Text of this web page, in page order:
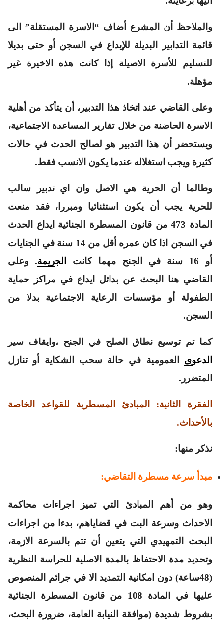
والملاحظ أن المشرع أضاف “الاسرة المستقلة” الى
قائمة التدابير البديلة للإيداع في السجن أو حتى بديلا
للتسليم للأسرة الاصيلة إذا كانت هذه الاخيرة غير
مؤهلة.
وعلى القاضي عند اتخاذ هذا التدبير، أن يتأكد من أهلية
الاسرة الحاضنة من خلال تقارير المساعدة الاجتماعية،
ويستحضر أن هذا التدبير هو لصالح الحدث في حالات
كثيرة ويجب استغلاله عندما يكون الانسب فقط.
وطالما أن الحرية هي الاصل وان اي تدبير سالب
للحرية يجب أن يكون استثنائيا ومبررا، فقد منعت
المادة 473 من قانون المسطرة الجنائية ايداع الحدث
في السجن اذا كان عمره أقل من 14 سنة في الجنايات
أو 16 سنة في الجنح مهما كانت
الجريمة. وعلى
القاضي هنا البحث عن بدائل ايداع في مراكز حماية
الطفولة أو مؤسسات الرعاية الاجتماعية بدلا من
السجن.
كما تم توسيع نطاق الصلح في الجنح ،وايقاف سير
الدعوى العمومية في حالة سحب الشكاية أو تنازل
المتضرر.
الفقرة الثانية: المبادئ المسطرية للقواعد الخاصة
بالأحداث.
نذكر منها:
مبدأ سرعة مسطرة التقاضي:
وهو من أهم المبادئ التي تميز اجراءات محاكمة
الاحداث وسرعة البت في قضاياهم، بدءا من اجراءات
البحث التمهيدي التي يتعين أن تتم بالسرعة الازمة،
وتحديد مدة الاحتفاظ بالمدة الاصلية للحراسة النظرية
(48ساعة) دون امكانية التمديد الا في جرائم المنصوص
عليها في المادة 108 من قانون المسطرة الجنائية
بشروط شديدة (موافقة النيابة العامة، ضرورة البحث،